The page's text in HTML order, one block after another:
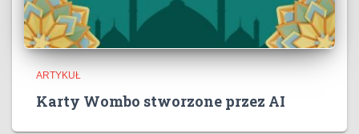
ARTYKUŁ
Karty Wombo stworzone przez AI